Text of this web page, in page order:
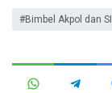
Bimbel Akpol dan